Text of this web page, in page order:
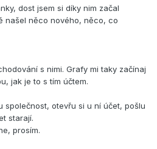
dost jsem si díky nim začal
našel něco nového, něco, co
s nimi. Grafy mi taky začínaj
jak je to s tím účtem.
společnost, otevřu si u ní účet, pošlu
starají.
prosím.